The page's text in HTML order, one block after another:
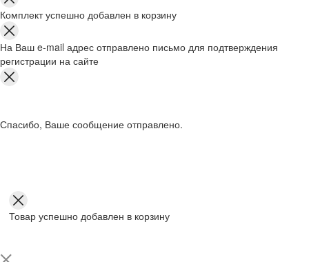
Комплект успешно добавлен в корзину
На Ваш e-mail адрес отправлено письмо для подтверждения
регистрации на сайте
Спасибо, Ваше сообщение отправлено.
Товар успешно добавлен в корзину